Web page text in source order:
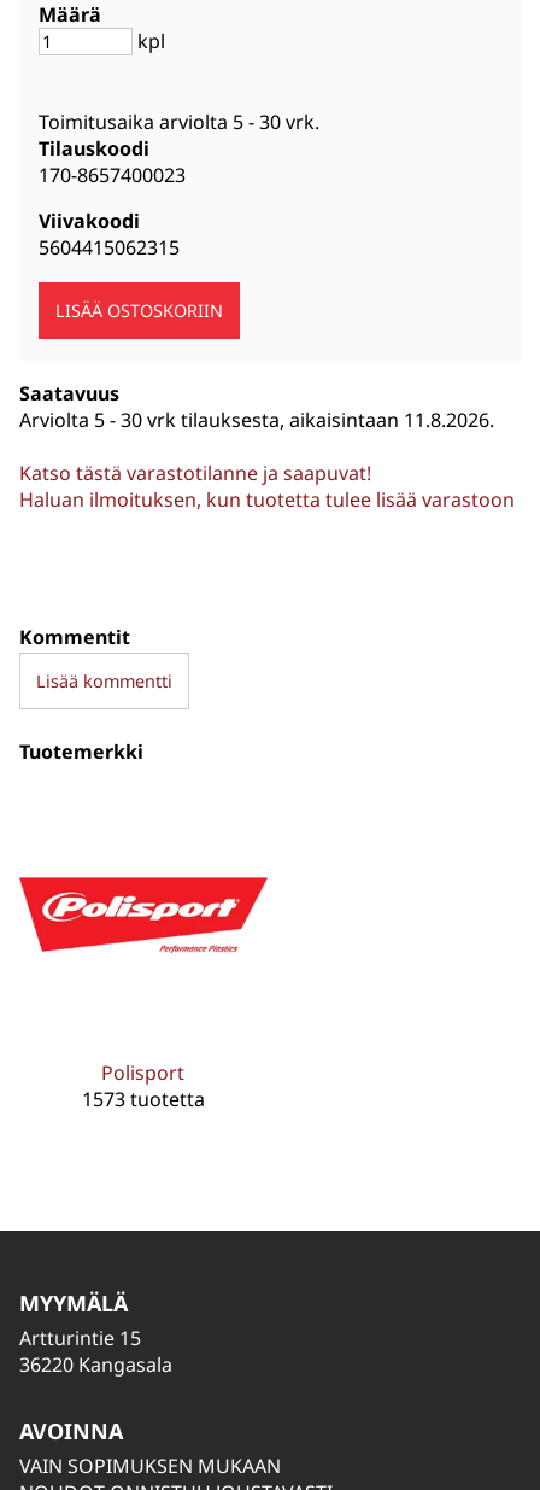
Määrä
kpl
Toimitusaika arviolta 5 - 30 vrk.
Tilauskoodi
170-8657400023
Viivakoodi
5604415062315
Saatavuus
Arviolta 5 - 30 vrk tilauksesta, aikaisintaan 11.8.2026.
Katso tästä varastotilanne ja saapuvat!
Haluan ilmoituksen, kun tuotetta tulee lisää varastoon
Kommentit
Lisää kommentti
Tuotemerkki
Polisport
1573 tuotetta
MYYMÄLÄ
Artturintie 15
36220 Kangasala
AVOINNA
VAIN SOPIMUKSEN MUKAAN